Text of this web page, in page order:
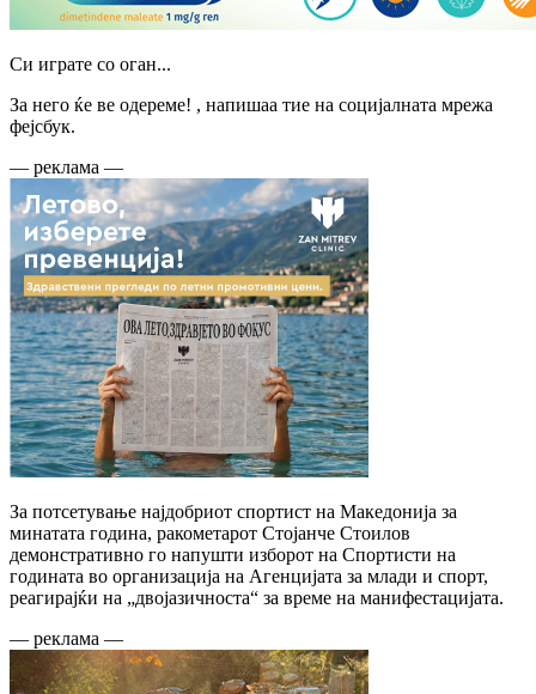
Си играте со оган...
За него ќе ве одереме! , напишаа тие на социјалната мрежа
фејсбук.
— реклама —
За потсетување најдобриот спортист на Македонија за
минатата година, ракометарот Стојанче Стоилов
демонстративно го напушти изборот на Спортисти на
годината во организација на Агенцијата за млади и спорт,
реагирајќи на „двојазичноста“ за време на манифестацијата.
— реклама —